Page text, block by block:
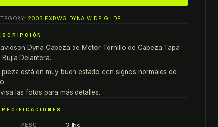
2003 FXDWG DYNA WIDE GLIDE
Dyna Cabeza de Motor Tornillo de Cabeza Tapa
Bujía Delantera.
pieza está en muy buen estado con signos normales de
las fotos para más detalles.
PESO